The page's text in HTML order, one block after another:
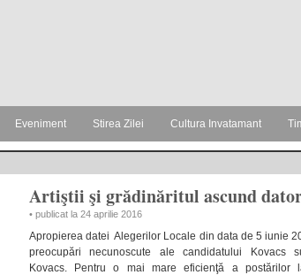
Eveniment Stirea Zilei Cultura Invatamant
Artiştii şi grădinăritul ascund
• publicat la 24 aprilie 2016
Apropierea datei Alegerilor Locale din data de 5 iunie
preocupări necunoscute ale candidatului Kovacs
Kovacs. Pentru o mai mare eficienţă a postărilor